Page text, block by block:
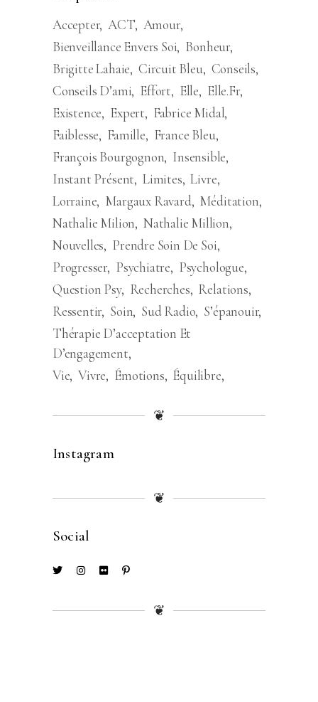
Accepter ACT Amour
Bienveillance Envers Soi Bonheur
Brigitte Lahaie Circuit Bleu Conseils
Conseils D’ami Effort Elle
Elle.fr
Existence
Expert
Fabrice Midal
Faiblesse
Famille
France Bleu
François Bourgognon Insensible
Instant Présent Limites Livre
Lorraine Margaux Ravard Méditation
Nathalie Milion Nathalie Million
Nouvelles
Prendre Soin De Soi
Progresser Psychiatre
Psychologue
Question Psy Recherches Relations
Ressentir Soin Sud Radio S’épanouir
Thérapie D’acceptation Et
D’engagement
Vie Vivre Émotions Équilibre
❦
Instagram
❦
Social
❦